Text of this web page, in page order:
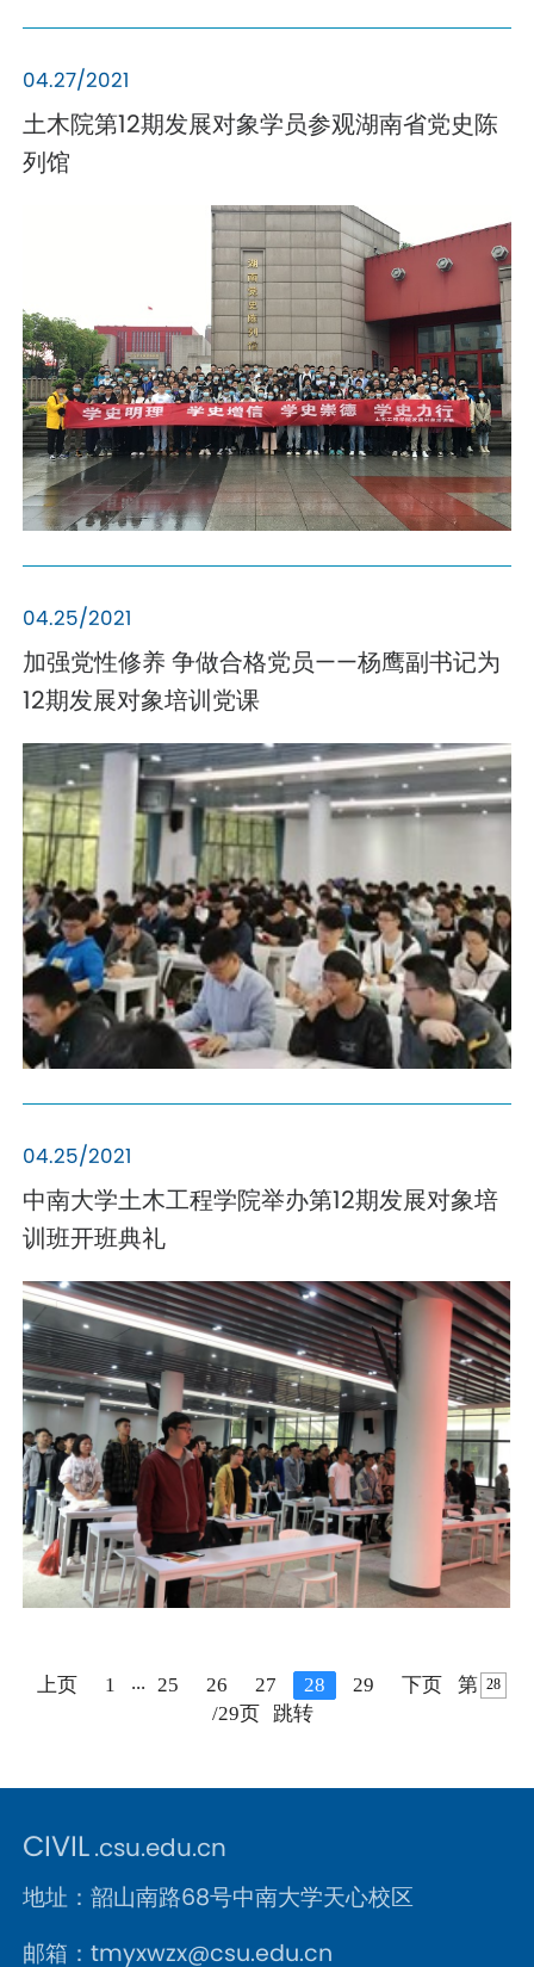
04.27/2021
土木院第12期发展对象学员参观湖南省党史陈
列馆
04.25/2021
加强党性修养 争做合格党员——杨鹰副书记为
12期发展对象培训党课
04.25/2021
中南大学土木工程学院举办第12期发展对象培
训班开班典礼
上页 1 ... 25 26 27 28 29 下页
第
/29页
跳转
CIVIL.csu.edu.cn
地址：韶山南路68号中南大学天心校区
邮箱：tmyxwzx@csu.edu.cn